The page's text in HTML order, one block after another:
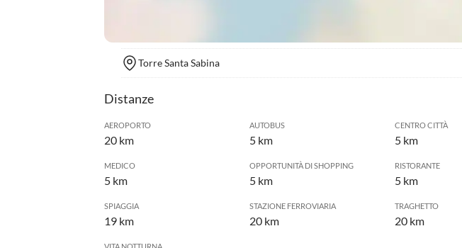
Torre Santa Sabina
Distanze
AEROPORTO
20 km
AUTOBUS
5 km
CENTRO CITTÀ
5 km
MEDICO
5 km
OPPORTUNITÀ DI SHOPPING
5 km
RISTORANTE
5 km
SPIAGGIA
19 km
STAZIONE FERROVIARIA
20 km
TRAGHETTO
20 km